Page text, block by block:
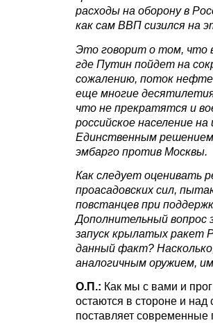
расходы на оборону в
как сам ВВП сизился на
Это говорит о том, что
где Путин пойдет на
сожалению, поток
еще многие
что не прекратятся и
российское население
Единственным
эмбарго против Москвы.
Как следует оценивать
проасадовских сил,
повстанцев при
Дополнительный вопрос
запуск крылатых ракет
данный факт?
аналогичным оружием,
О.П.: Как мы с вами и
остаются в стороне и
поставляет